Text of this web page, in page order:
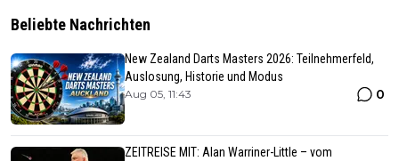
Beliebte Nachrichten
New Zealand Darts Masters 2026: Teilnehmerfeld,
Auslosung, Historie und Modus
Aug 05, 11:43 0
ZEITREISE MIT: Alan Warriner-Little – vom